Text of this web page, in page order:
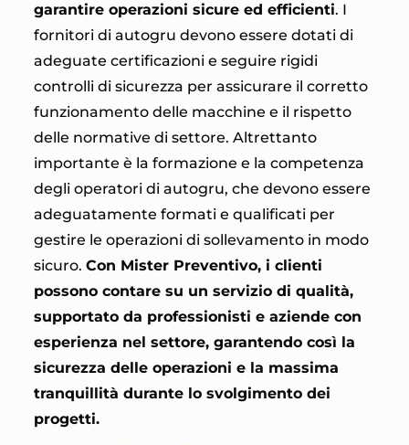
garantire operazioni sicure ed efficienti. I
fornitori di autogru devono essere dotati di
adeguate certificazioni e seguire rigidi
controlli di sicurezza per assicurare il corretto
funzionamento delle macchine e il rispetto
delle normative di settore. Altrettanto
importante è la formazione e la competenza
degli operatori di autogru, che devono essere
adeguatamente formati e qualificati per
gestire le operazioni di sollevamento in modo
sicuro. Con Mister Preventivo, i clienti
possono contare su un servizio di qualità,
supportato da professionisti e aziende con
esperienza nel settore, garantendo così la
sicurezza delle operazioni e la massima
tranquillità durante lo svolgimento dei
progetti.